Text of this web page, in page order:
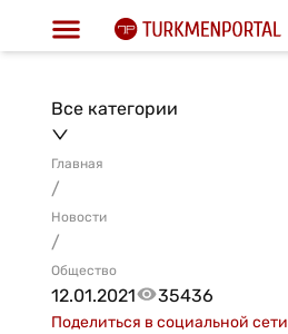
Все категории
Главная
/
Новости
/
Общество
12.01.2021 35436
Поделиться в социальной сети